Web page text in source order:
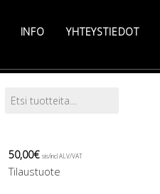
INFO YHTEYSTIEDOT
Etsi:
50,00€ sis/incl ALV/VAT
Tilaustuote